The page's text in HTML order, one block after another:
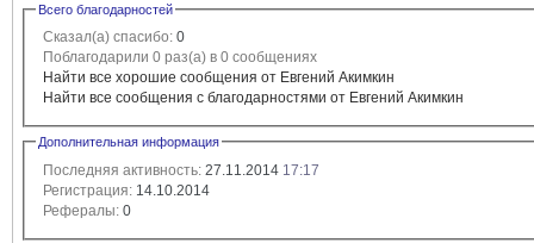
Всего благодарностей
Сказал(а) спасибо: 0
Поблагодарили 0 раз(а) в 0 сообщениях
Найти все хорошие сообщения от Евгений Акимкин
Найти все сообщения с благодарностями от Евгений Акимкин
Дополнительная информация
Последняя активность: 27.11.2014 17:17
Регистрация: 14.10.2014
Рефералы: 0